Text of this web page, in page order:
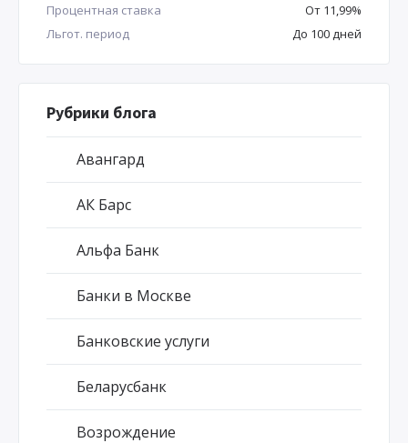
Процентная ставка
От 11,99%
Льгот. период
До 100 дней
Рубрики блога
Авангард
АК Барс
Альфа Банк
Банки в Москве
Банковские услуги
Беларусбанк
Возрождение